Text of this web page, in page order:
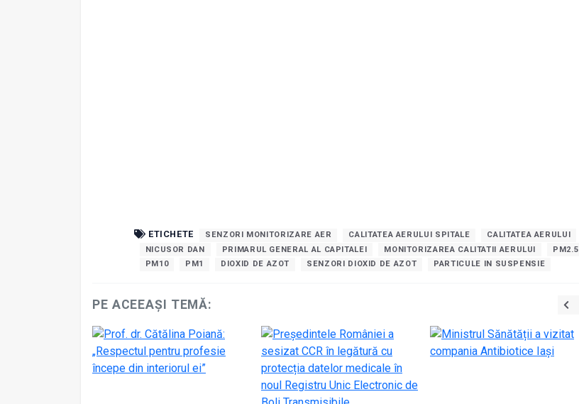
ETICHETE SENZORI MONITORIZARE AER CALITATEA AERULUI SPITALE
CALITATEA AERULUI
NICUSOR DAN
PRIMARUL GENERAL AL CAPITALEI MONITORIZAREA CALITATII AERULUI
PM2.5
PM10
PM1 DIOXID DE AZOT SENZORI DIOXID DE AZOT PARTICULE IN SUSPENSIE
PE ACEEAȘI TEMĂ: